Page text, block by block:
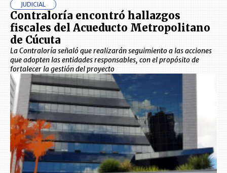
JUDICIAL
Contraloría encontró hallazgos
fiscales del Acueducto Metropolitano
de Cúcuta
La Contraloría señaló que realizarán seguimiento a las acciones
que adopten las entidades responsables, con el propósito de
fortalecer la gestión del proyecto